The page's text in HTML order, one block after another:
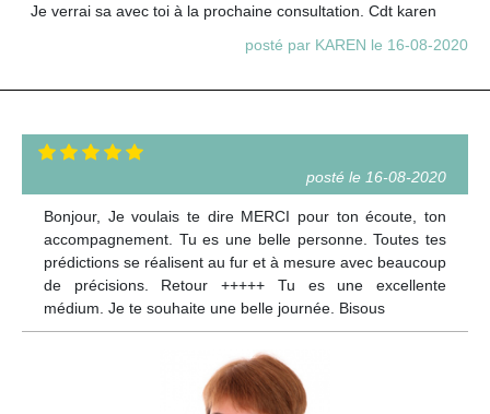
Je verrai sa avec toi à la prochaine consultation. Cdt karen
posté par KAREN le 16-08-2020
posté le 16-08-2020
Bonjour, Je voulais te dire MERCI pour ton écoute, ton
accompagnement. Tu es une belle personne. Toutes tes
prédictions se réalisent au fur et à mesure avec beaucoup
de précisions. Retour +++++ Tu es une excellente
médium. Je te souhaite une belle journée. Bisous